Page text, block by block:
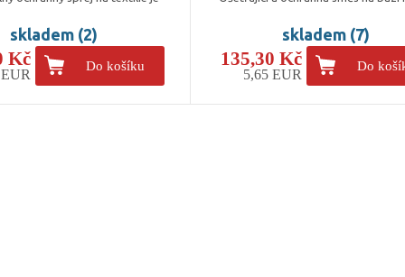
skladem (2)
Kč Do košíku
skladem (7)
135,30 Kč
5,65 EUR
Do